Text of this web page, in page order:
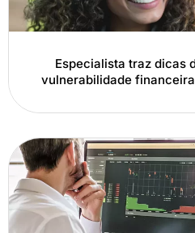
Especialista traz dicas
vulnerabilidade